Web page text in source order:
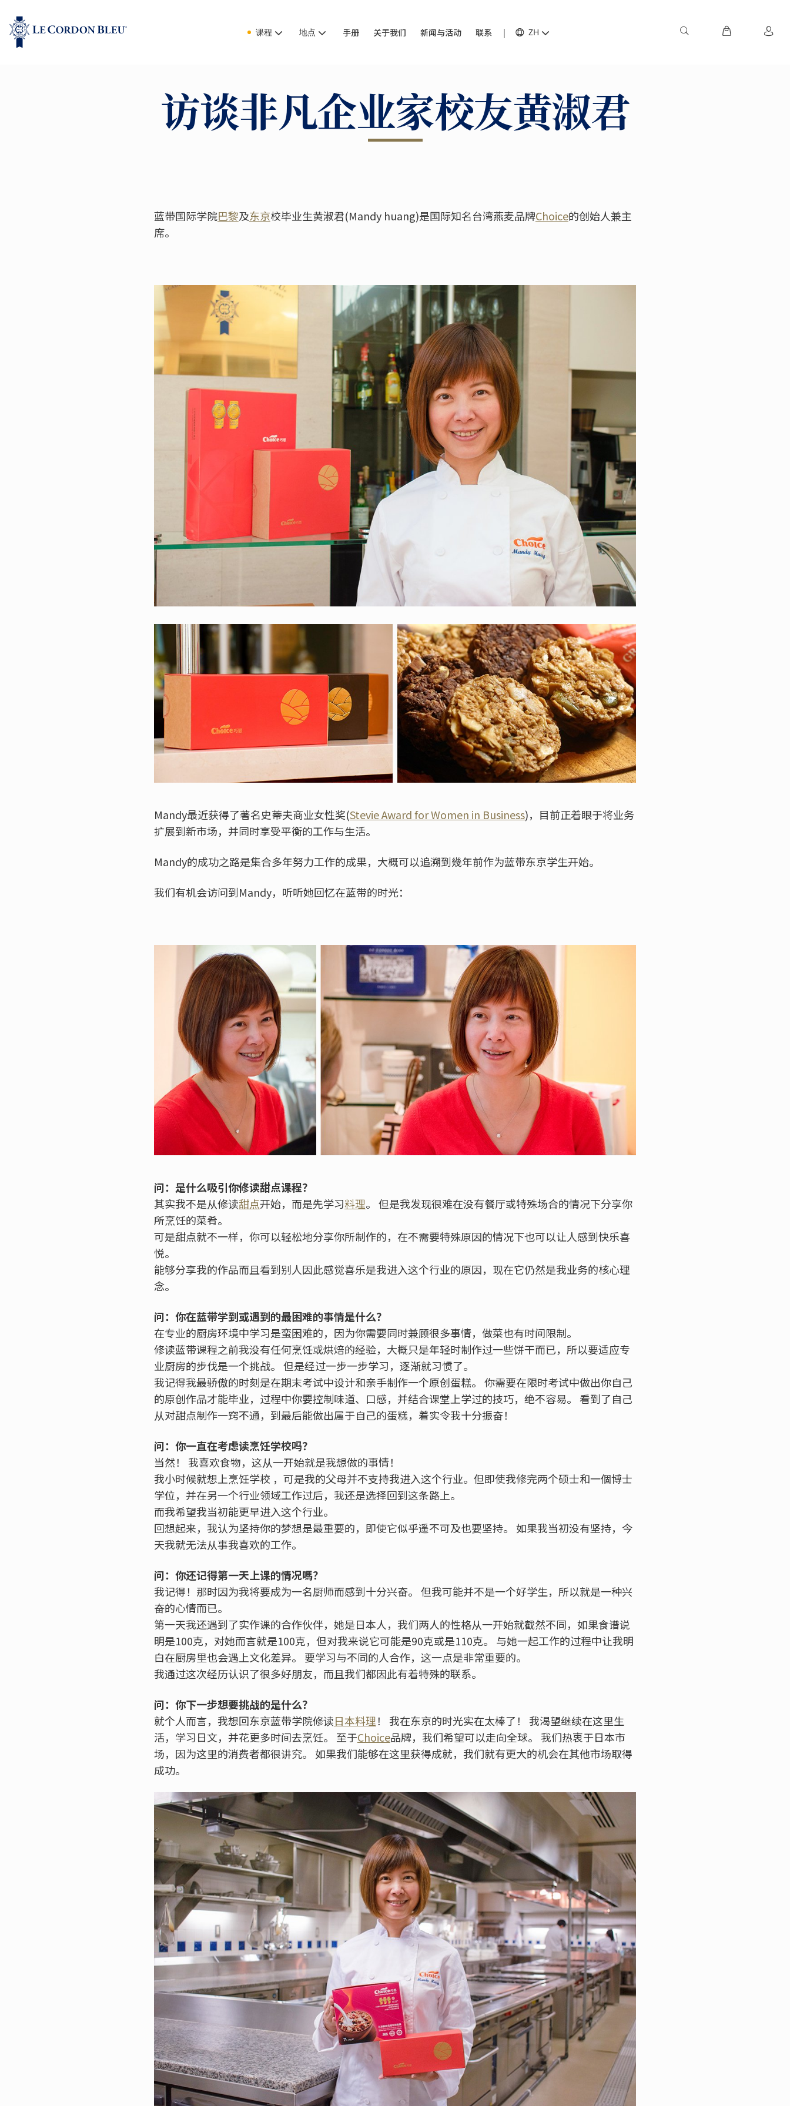
课程 地点 手册 关于我们 新闻与活动 联系 ZH
访谈非凡企业家校友黄淑君
蓝带国际学院巴黎及东京校毕业生黄淑君(Mandy huang)是国际知名台湾燕麦品牌Choice的创始人兼主
席。
Mandy最近获得了著名史蒂夫商业女性奖(Stevie Award for Women in Business)，目前正着眼于将业务
扩展到新市场，并同时享受平衡的工作与生活。
Mandy的成功之路是集合多年努力工作的成果，大概可以追溯到幾年前作为蓝带东京学生开始。
我们有机会访问到Mandy，听听她回忆在蓝带的时光：
问：是什么吸引你修读甜点课程？
其实我不是从修读甜点开始，而是先学习料理。 但是我发现很难在没有餐厅或特殊场合的情况下分享你
所烹饪的菜肴。
可是甜点就不一样，你可以轻松地分享你所制作的，在不需要特殊原因的情况下也可以让人感到快乐喜
悦。
能够分享我的作品而且看到别人因此感觉喜乐是我进入这个行业的原因，现在它仍然是我业务的核心理
念。
问：你在蓝带学到或遇到的最困难的事情是什么？
在专业的厨房环境中学习是蛮困难的，因为你需要同时兼顾很多事情，做菜也有时间限制。
修读蓝带课程之前我没有任何烹饪或烘焙的经验，大概只是年轻时制作过一些饼干而已，所以要适应专
业厨房的步伐是一个挑战。 但是经过一步一步学习，逐渐就习惯了。
我记得我最骄傲的时刻是在期末考试中设计和亲手制作一个原创蛋糕。 你需要在限时考试中做出你自己
的原创作品才能毕业，过程中你要控制味道、口感，并结合课堂上学过的技巧，绝不容易。 看到了自己
从对甜点制作一窍不通，到最后能做出属于自己的蛋糕，着实令我十分振奋！
问：你一直在考虑读烹饪学校吗？
当然！ 我喜欢食物，这从一开始就是我想做的事情！
我小时候就想上烹饪学校 ，可是我的父母并不支持我进入这个行业。但即使我修完两个硕士和一個博士
学位，并在另一个行业领域工作过后，我还是选择回到这条路上。
而我希望我当初能更早进入这个行业。
回想起来，我认为坚持你的梦想是最重要的，即使它似乎遥不可及也要坚持。 如果我当初没有坚持，今
天我就无法从事我喜欢的工作。
问：你还记得第一天上课的情况嗎？
我记得！那时因为我将要成为一名厨师而感到十分兴奋。 但我可能并不是一个好学生，所以就是一种兴
奋的心情而已。
第一天我还遇到了实作课的合作伙伴，她是日本人，我们两人的性格从一开始就截然不同，如果食谱说
明是100克，对她而言就是100克，但对我来说它可能是90克或是110克。 与她一起工作的过程中让我明
白在厨房里也会遇上文化差异。 要学习与不同的人合作，这一点是非常重要的。
我通过这次经历认识了很多好朋友，而且我们都因此有着特殊的联系。
问：你下一步想要挑战的是什么？
就个人而言，我想回东京蓝带学院修读日本料理！ 我在东京的时光实在太棒了！ 我渴望继续在这里生
活，学习日文，并花更多时间去烹饪。 至于Choice品牌，我们希望可以走向全球。 我们热衷于日本市
场，因为这里的消费者都很讲究。 如果我们能够在这里获得成就，我们就有更大的机会在其他市场取得
成功。